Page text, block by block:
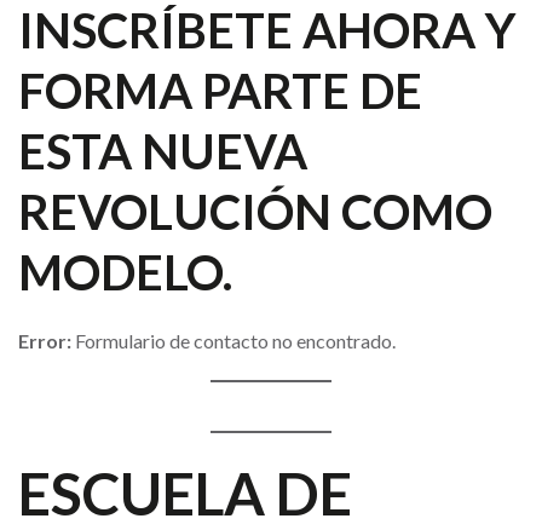
INSCRÍBETE AHORA Y
FORMA PARTE DE
ESTA NUEVA
REVOLUCIÓN COMO
MODELO.
Error: Formulario de contacto no encontrado.
ESCUELA DE